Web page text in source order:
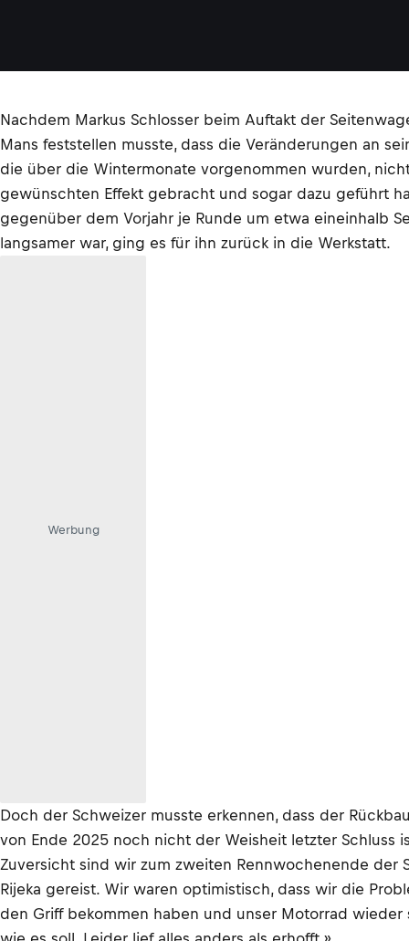
Nachdem Markus Schlosser beim Auftakt der
Mans feststellen musste, dass die Veränderungen an
die über die Wintermonate vorgenommen wurden,
gewünschten Effekt gebracht und sogar dazu geführt
gegenüber dem Vorjahr je Runde um etwa eineinhalb
langsamer war, ging es für ihn zurück in die Werkstatt.
Werbung
Doch der Schweizer musste erkennen, dass der
von Ende 2025 noch nicht der Weisheit letzter Schluss
Zuversicht sind wir zum zweiten Rennwochenende der
Rijeka gereist. Wir waren optimistisch, dass wir die
den Griff bekommen haben und unser Motorrad wieder